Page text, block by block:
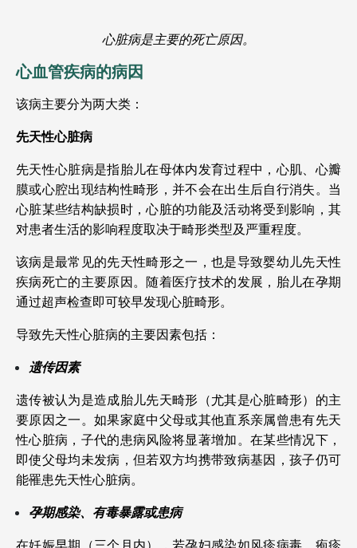
心脏病是主要的死亡原因。
心血管疾病的病因
该病主要分为两大类：
先天性心脏病
先天性心脏病是指胎儿在母体内发育过程中，心肌、心瓣
膜或心腔出现结构性畸形，并不会在出生后自行消失。当
心脏某些结构缺损时，心脏的功能及活动将受到影响，其
对患者生活的影响程度取决于畸形类型及严重程度。
该病是最常见的先天性畸形之一，也是导致婴幼儿先天性
疾病死亡的主要原因。随着医疗技术的发展，胎儿在孕期
通过超声检查即可较早发现心脏畸形。
导致先天性心脏病的主要因素包括：
遗传因素
遗传被认为是造成胎儿先天畸形（尤其是心脏畸形）的主
要原因之一。如果家庭中父母或其他直系亲属曾患有先天
性心脏病，子代的患病风险将显著增加。在某些情况下，
即使父母均未发病，但若双方均携带致病基因，孩子仍可
能罹患先天性心脏病。
孕期感染、有毒暴露或患病